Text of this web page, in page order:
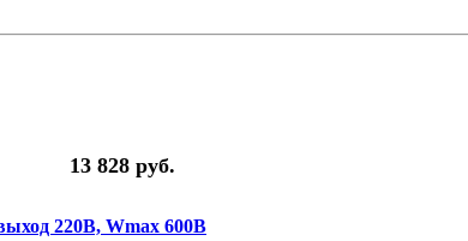
13 828 руб.
220В, Wmax 600В